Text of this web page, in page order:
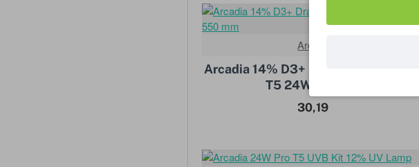
Arcadia
Arcadia 14% D3+ Dragon reptile lamp
T5 24W 550 mm
30,19